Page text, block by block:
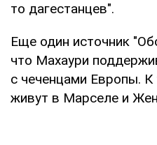
то дагестанцев".
Еще один источник
что Махаури
с чеченцами Европы.
живут в Марселе и